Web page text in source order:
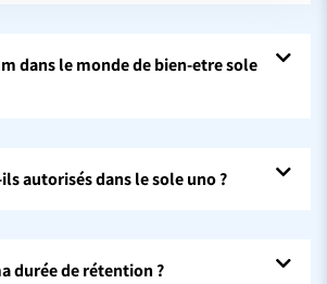
dans le monde de bien-etre sole
autorisés dans le sole uno ?
durée de rétention ?